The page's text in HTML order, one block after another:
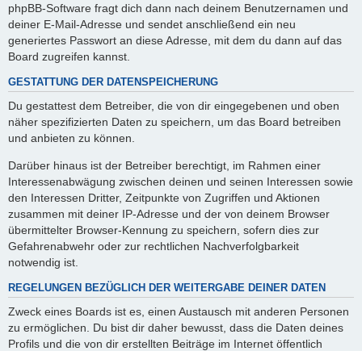
phpBB-Software fragt dich dann nach deinem Benutzernamen und
deiner E-Mail-Adresse und sendet anschließend ein neu
generiertes Passwort an diese Adresse, mit dem du dann auf das
Board zugreifen kannst.
GESTATTUNG DER DATENSPEICHERUNG
Du gestattest dem Betreiber, die von dir eingegebenen und oben
näher spezifizierten Daten zu speichern, um das Board betreiben
und anbieten zu können.
Darüber hinaus ist der Betreiber berechtigt, im Rahmen einer
Interessenabwägung zwischen deinen und seinen Interessen sowie
den Interessen Dritter, Zeitpunkte von Zugriffen und Aktionen
zusammen mit deiner IP-Adresse und der von deinem Browser
übermittelter Browser-Kennung zu speichern, sofern dies zur
Gefahrenabwehr oder zur rechtlichen Nachverfolgbarkeit
notwendig ist.
REGELUNGEN BEZÜGLICH DER WEITERGABE DEINER DATEN
Zweck eines Boards ist es, einen Austausch mit anderen Personen
zu ermöglichen. Du bist dir daher bewusst, dass die Daten deines
Profils und die von dir erstellten Beiträge im Internet öffentlich